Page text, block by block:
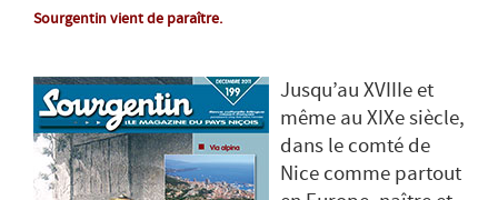
Sourgentin vient de paraître.
Jusqu’au XVIIIe et
même au XIXe siècle,
dans le comté de
Nice comme partout